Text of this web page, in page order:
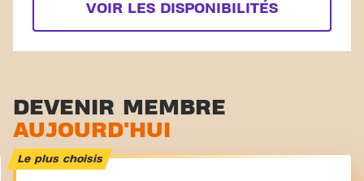
VOIR LES DISPONIBILITÉS
DEVENIR MEMBRE
AUJOURD'HUI
Le plus choisis